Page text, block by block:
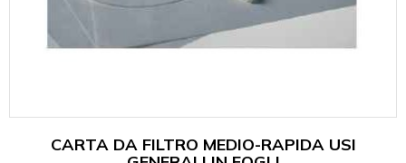
CARTA DA FILTRO MEDIO-RAPIDA USI